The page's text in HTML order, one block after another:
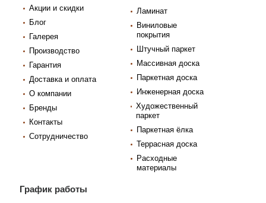
Акции и скидки
Блог
Галерея
Производство
Гарантия
Доставка и оплата
О компании
Бренды
Контакты
Сотрудничество
Ламинат
Виниловые
покрытия
Штучный паркет
Массивная доска
Паркетная доска
Инженерная доска
Художественный
паркет
Паркетная ёлка
Террасная доска
Расходные
материалы
График работы